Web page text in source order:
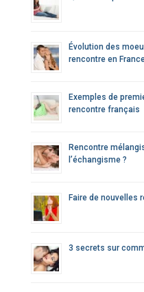
Évolution des
rencontre en
Exemples de
rencontre français
Rencontre
l’échangisme ?
Faire de nouvelles
3 secrets sur